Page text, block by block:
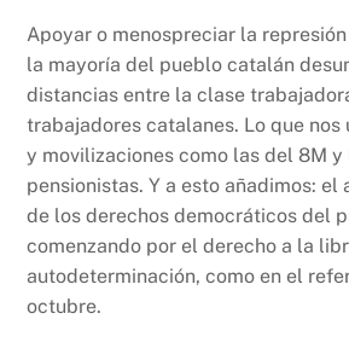
Apoyar o menospreciar la
la mayoría del pueblo catalán
distancias entre la clase
trabajadores catalanes. Lo que nos
y movilizaciones como las del 8M y
pensionistas. Y a esto añadimos: el
de los derechos democráticos del
comenzando por el derecho a la
autodeterminación, como en el
octubre.